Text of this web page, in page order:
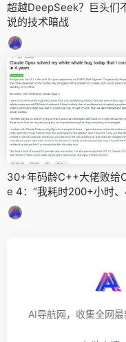
超越DeepSeek？巨头们
说的技术暗战
30+年码龄C++大佬败给
e 4：“我耗时200+小时、
未解的Bug，它仅用几小时
修复了！”
AI导航网，收集全网